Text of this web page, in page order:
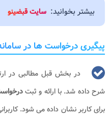
بیشتر بخوانید: سایت قبضینو
پیگیری درخواست ها در
در بخش قبل مطالبی در
شرح داده شد. با ارائه و ثبت
برای کاربر نشان داده می شود.